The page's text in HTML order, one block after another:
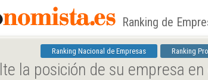
Ranking de
Ranking Nacional de Empresas Ranking
la posición de su empresa